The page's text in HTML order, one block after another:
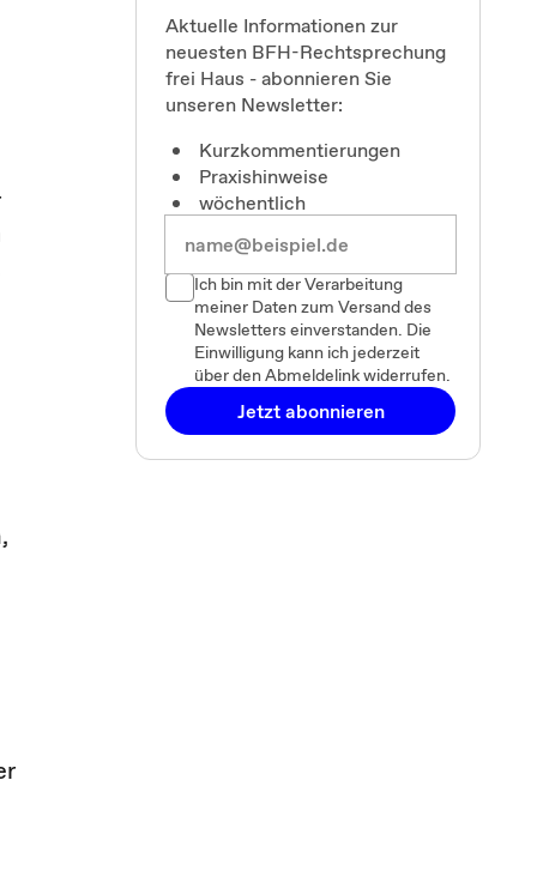
Aktuelle Informationen zur
neuesten BFH-Rechtsprechung
frei Haus - abonnieren Sie
unseren Newsletter:
Kurzkommentierungen
Praxishinweise
wöchentlich
Ich bin mit der Verarbeitung
meiner Daten zum Versand des
Newsletters einverstanden. Die
Einwilligung kann ich jederzeit
über den Abmeldelink widerrufen.
Jetzt abonnieren